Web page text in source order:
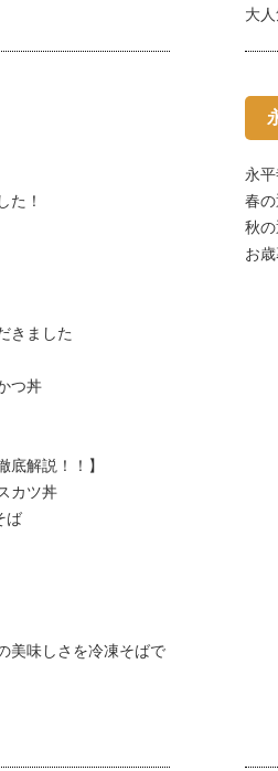
大
た！
きました
つ丼
解説！！】
カツ丼
ば
美味しさを冷凍そばで
永
春
秋
お